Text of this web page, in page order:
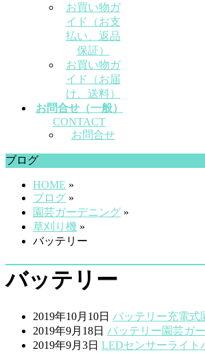
お買い物ガ
イド（お支
払い、返品
保証）
お買い物ガ
イド（お届
け、送料）
お問合せ（一般）
CONTACT
お問合せ
ブログ
HOME »
ブログ »
園芸ガーデニング »
草刈り機 »
バッテリー
バッテリー
2019年10月10日 バッテリー充電式
2019年9月18日 バッテリー 園芸ガ
2019年9月3日 LEDセンサーライト